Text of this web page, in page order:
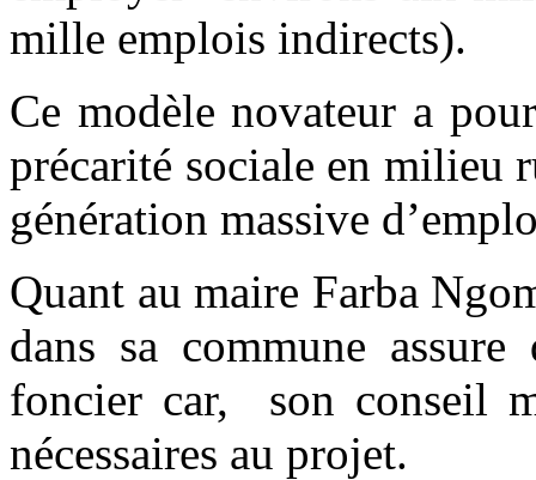
mille emplois indirects).
Ce modèle novateur a
précarité sociale en milieu
génération massive
Quant au maire Farba
dans sa commune
foncier car, son conseil
nécessaires au projet.